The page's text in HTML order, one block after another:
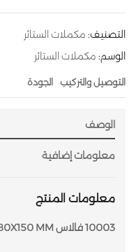
التصنيف: مكملات الستائر
الوسم: مكملات الستائر
التوصيل والتركيب الجودة
الوصف
معلومات إضافية
معلومات المنتج
10003 فالاس ø45:80X150 MM